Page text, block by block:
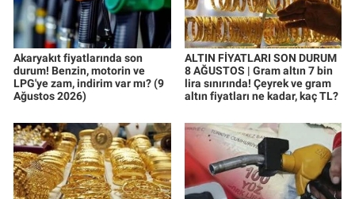
Akaryakıt fiyatlarında son
durum! Benzin, motorin ve
LPG'ye zam, indirim var mı? (9
Ağustos 2026)
ALTIN FİYATLARI SON DURUM
8 AĞUSTOS | Gram altın 7 bin
lira sınırında! Çeyrek ve gram
altın fiyatları ne kadar, kaç TL?